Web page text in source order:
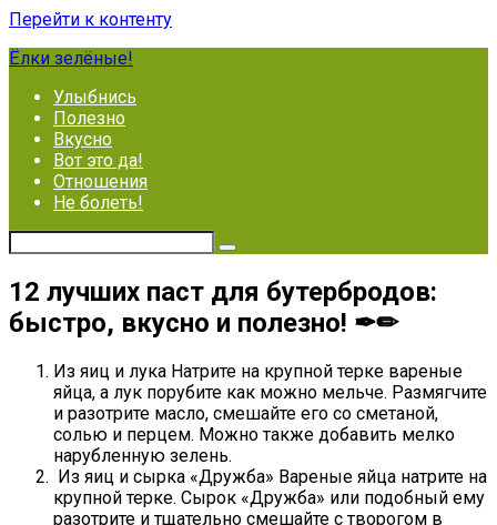
Перейти к контенту
Ёлки зелёные!
Улыбнись
Полезно
Вкусно
Вот это да!
Отношения
Не болеть!
12 лучших паст для бутербродов:
быстро, вкусно и полезно! ✒✏
Из яиц и лука Натрите на крупной терке вареные
яйца, а лук порубите как можно мельче. Размягчите
и разотрите масло, смешайте его со сметаной,
солью и перцем. Можно также добавить мелко
нарубленную зелень.
Из яиц и сырка «Дружба» Вареные яйца натрите на
крупной терке. Сырок «Дружба» или подобный ему
разотрите и тщательно смешайте с творогом в